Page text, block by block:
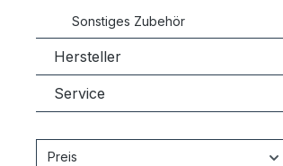
Sonstiges Zubehör
Hersteller
Service
Preis